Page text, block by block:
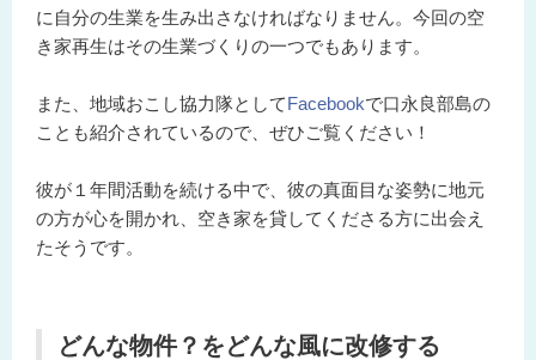
に自分の生業を生み出さなければなりません。今回の空
き家再生はその生業づくりの一つでもあります。
また、地域おこし協力隊としてFacebookで口永良部島の
ことも紹介されているので、 ぜひご覧ください！
彼が１年間活動を続ける中で、彼の真面目な姿勢に地元
の方が心を開かれ、空き家を貸してくださる方に出会え
たそうです。
どんな物件？をどんな風に改修する